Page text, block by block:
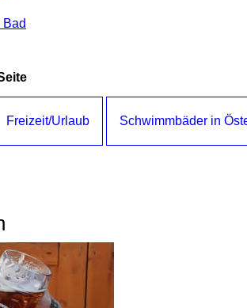
Bad
Freizeit/Urlaub Schwimmbäder in